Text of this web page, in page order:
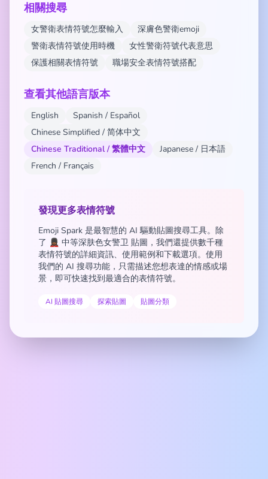
相關搜尋
女警衛表情符號怎麼輸入
深膚色警衛emoji
警衛表情符號使用時機
女性警衛符號代表意思
保護相關表情符號
職場安全表情符號搭配
查看其他語言版本
English
Spanish / Español
Chinese Simplified / 简体中文
Chinese Traditional / 繁體中文
Japanese / 日本語
French / Français
發現更多表情符號
Emoji Spark 是最智慧的 AI 驅動貼圖搜尋工具。除
了 💂🏾‍♀️ 中等深肤色女警卫 貼圖，我們還提供數千種
表情符號的詳細資訊、使用範例和下載選項。使用
我們的 AI 搜尋功能，只需描述您想表達的情感或場
景，即可快速找到最適合的表情符號。
AI 貼圖搜尋 探索貼圖 貼圖分類